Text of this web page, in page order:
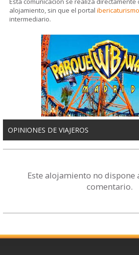
alojamiento, sin que el portal
intermediario.
OPINIONES DE VIAJEROS
Este alojamiento no dispone
comentario.